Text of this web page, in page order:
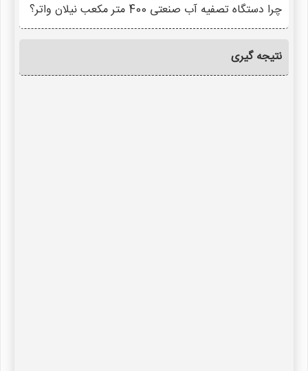
چرا دستگاه تصفیه آب صنعتی 400 متر مکعب نیلان واتر؟
نتیجه گیری